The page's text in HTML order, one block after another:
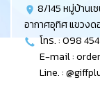
8/145 หมู่บ้านเ
อากาศอุทิศ แขวงด
โทร. : 098
E-mail :
Line. :